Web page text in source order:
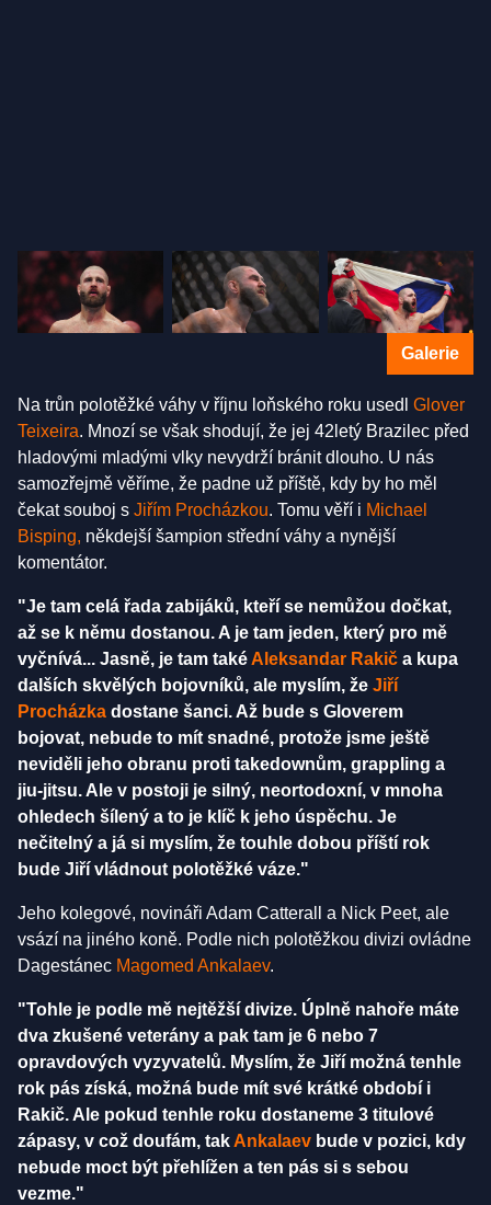
Galerie
Na trůn polotěžké váhy v říjnu loňského roku usedl Glover
Teixeira. Mnozí se však shodují, že jej 42letý Brazilec před
hladovými mladými vlky nevydrží bránit dlouho. U nás
samozřejmě věříme, že padne už příště, kdy by ho měl
čekat souboj s Jiřím Procházkou. Tomu věří i Michael
Bisping, někdejší šampion střední váhy a nynější
komentátor.
"Je tam celá řada zabijáků, kteří se nemůžou dočkat,
až se k němu dostanou. A je tam jeden, který pro mě
vyčnívá... Jasně, je tam takéAleksandar Rakič a kupa
dalších skvělých bojovníků, ale myslím, že Jiří
Procházka dostane šanci. Až bude s Gloverem
bojovat, nebude to mít snadné, protože jsme ještě
neviděli jeho obranu proti takedownům, grappling a
jiu-jitsu. Ale v postoji je silný, neortodoxní, v mnoha
ohledech šílený a to je klíč k jeho úspěchu. Je
nečitelný a já si myslím, že touhle dobou příští rok
bude Jiří vládnout polotěžké váze."
Jeho kolegové, novináři Adam Catterall a Nick Peet, ale
vsází na jiného koně. Podle nich polotěžkou divizi ovládne
Dagestánec Magomed Ankalaev.
"Tohle je podle mě nejtěžší divize. Úplně nahoře máte
dva zkušené veterány a pak tam je 6 nebo 7
opravdových vyzyvatelů. Myslím, že Jiří možná tenhle
rok pás získá, možná bude mít své krátké období i
Rakič. Ale pokud tenhle roku dostaneme 3 titulové
zápasy, v což doufám, takAnkalaev bude v pozici, kdy
nebude moct být přehlížen a ten pás si s sebou
vezme."